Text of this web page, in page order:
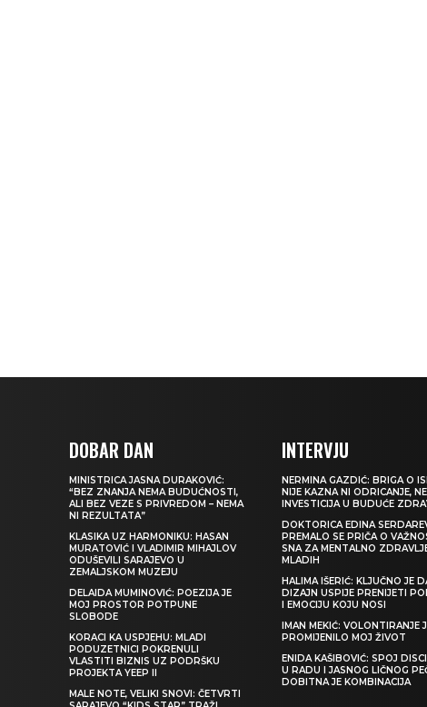
DOBAR DAN
MINISTRICA JASNA DURAKOVIĆ:
“BEZ ZNANJA NEMA BUDUĆNOSTI,
ALI BEZ VEZE S PRIVREDOM – NEMA
NI REZULTATA”
KLASIKA UZ HARMONIKU: HASAN
MURATOVIĆ I VLADIMIR MIHAJLOV
ODUŠEVILI SARAJEVO U
ZEMALJSKOM MUZEJU
DELAIDA MUMINOVIĆ: POEZIJA JE
MOJ PROSTOR POTPUNE
SLOBODE
KORACI KA USPJEHU: MLADI
PODUZETNICI POKRENULI
VLASTITI BIZNIS UZ PODRŠKU
PROJEKTA YEEP II
MALE NOTE, VELIKI SNOVI: ČETVRTI
INTERVJU
NERMINA GAZDIĆ: BRIGA O
NIJE KAZNA NI ODRICANJE,
INVESTICIJA U BUDUĆE
DOKTORICA EDINA
PREMALO SE PRIČA O
SNA ZA MENTALNO
MLADIH
HALIMA IŠERIĆ: KLJUČNO JE
DIZAJN USPIJE PRENIJETI
I EMOCIJU KOJU NOSI
IMAN MEKIĆ: VOLONTIRANJE
PROMIJENILO MOJ ŽIVOT
ENIDA KAŠIBOVIĆ: SPOJ
U RADU I JASNOG LIČNOG
DOBITNA JE KOMBINACIJA